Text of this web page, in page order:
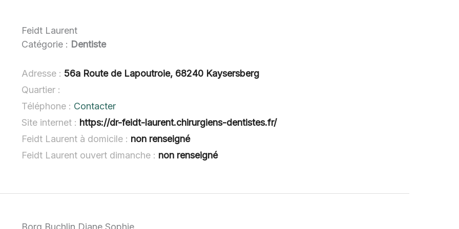
Feidt Laurent
Catégorie : Dentiste
Adresse : 56a Route de Lapoutroie, 68240 Kaysersberg
Quartier :
Téléphone : Contacter
Site internet : https://dr-feidt-laurent.chirurgiens-dentistes.fr/
Feidt Laurent à domicile : non renseigné
Feidt Laurent ouvert dimanche : non renseigné
Borg Buchlin Diane Sophie